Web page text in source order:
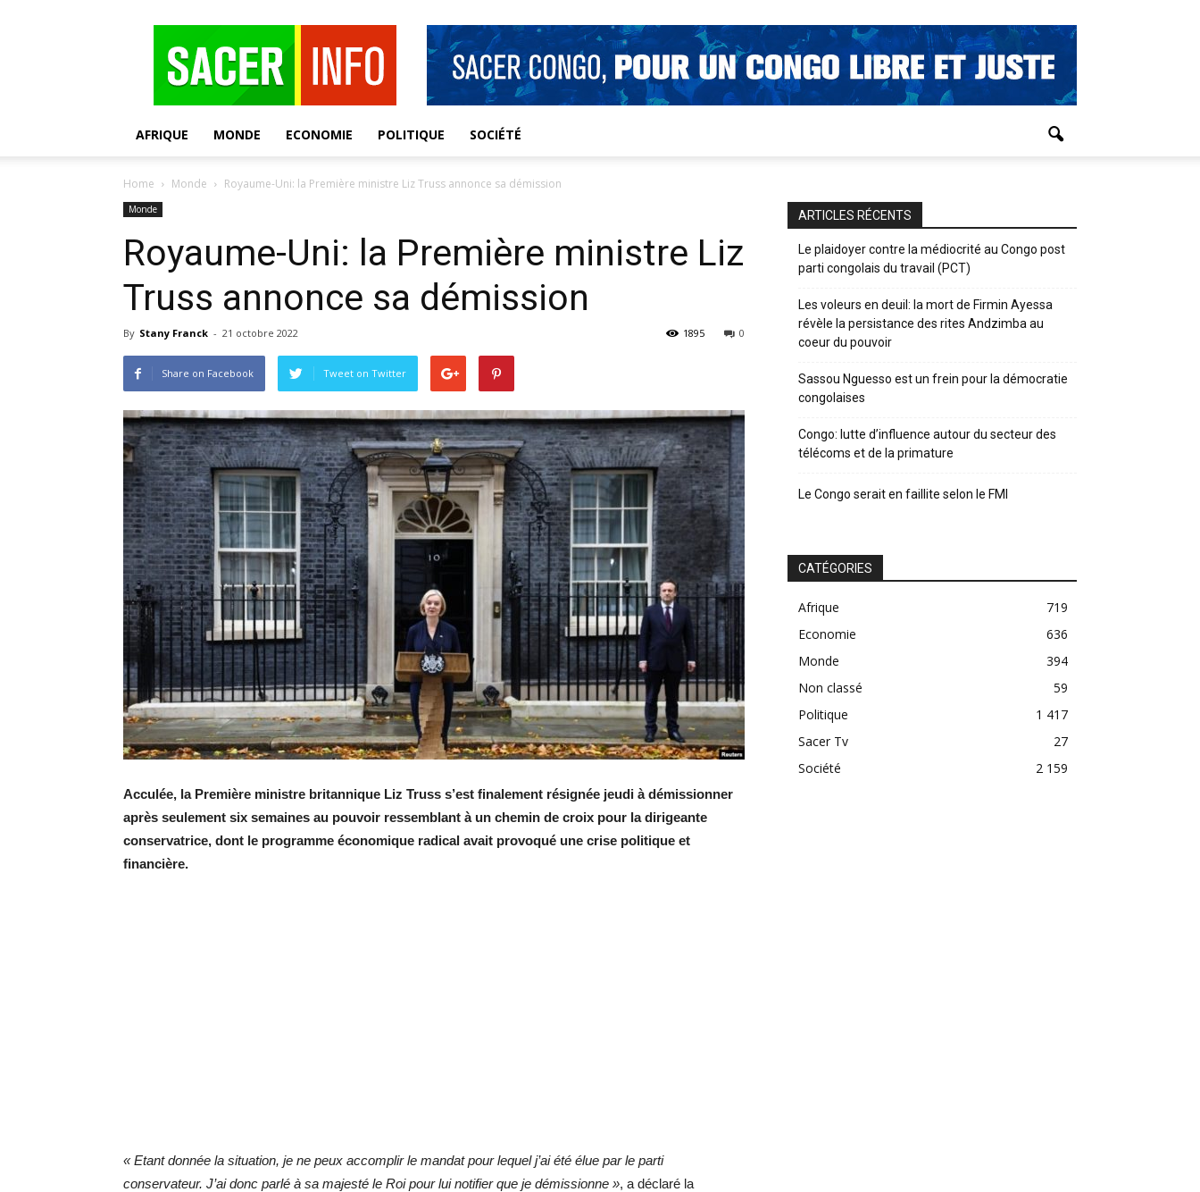
AFRIQUE MONDE ECONOMIE POLITIQUE SOCIÉTÉ
Home Monde Royaume-Uni: la Première ministre Liz Truss annonce sa démission
Monde
Royaume-Uni: la Première ministre Liz
Truss annonce sa démission
By Stany Franck - 21 octobre 2022 0
1895
Share on Facebook Tweet on Twitter
Acculée, la Première ministre britannique Liz Truss s’est finalement résignée jeudi à démissionner
après seulement six semaines au pouvoir ressemblant à un chemin de croix pour la dirigeante
conservatrice, dont le programme économique radical avait provoqué une crise politique et
financière.
« Etant donnée la situation, je ne peux accomplir le mandat pour lequel j’ai été élue par le parti
conservateur. J’ai donc parlé à sa majesté le Roi pour lui notifier que je démissionne », a déclaré la
ARTICLES RÉCENTS
Le plaidoyer contre la médiocrité au Congo post
parti congolais du travail (PCT)
Les voleurs en deuil: la mort de Firmin Ayessa
révèle la persistance des rites Andzimba au
coeur du pouvoir
Sassou Nguesso est un frein pour la démocratie
congolaises
Congo: lutte d’influence autour du secteur des
télécoms et de la primature
Le Congo serait en faillite selon le FMI
CATÉGORIES
Afrique
719
Economie
636
Monde
394
Non classé
59
Politique
1 417
Sacer Tv
27
Société
2 159